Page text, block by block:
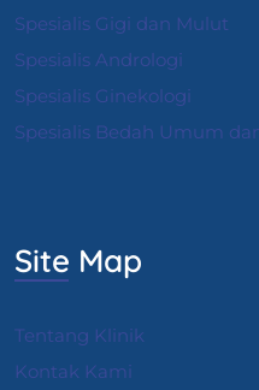
Spesialis Gigi dan Mulut
Spesialis Andrologi
Spesialis Ginekologi
Spesialis Bedah Umum
Site Map
Tentang Klinik
Kontak Kami